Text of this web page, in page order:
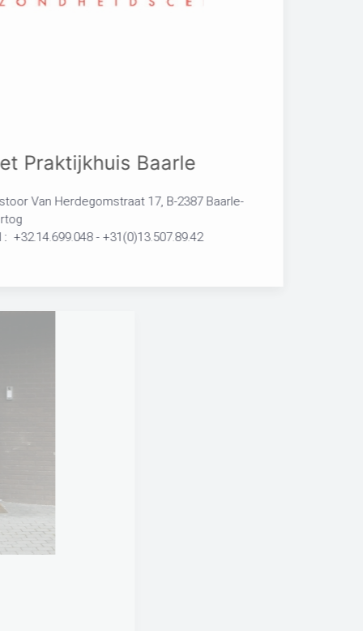
Het Praktijkhuis Baarle
Pastoor Van Herdegomstraat 17, B-2387 Baarle-
Tel :+32.14.699.048 - +31(0)13.507.89.42